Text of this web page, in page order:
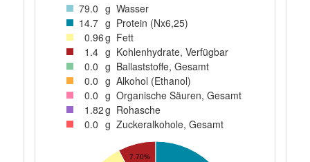
79.0 g Wasser
14.7 g Protein (Nx6,25)
0.96g Fett
1 .4 g Kohlenhydrate, Verfügbar
0.0 g Ballaststoffe, Gesamt
0.0 g Alkohol (Ethanol)
0.0 g Organische Säuren, Gesamt
1 .82g Rohasche
0.0 g Zuckeralkohole, Gesamt
7.70%